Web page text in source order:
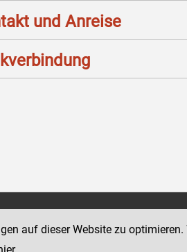
und Anreise
18-20
der Justiz und
auf dieser Website zu